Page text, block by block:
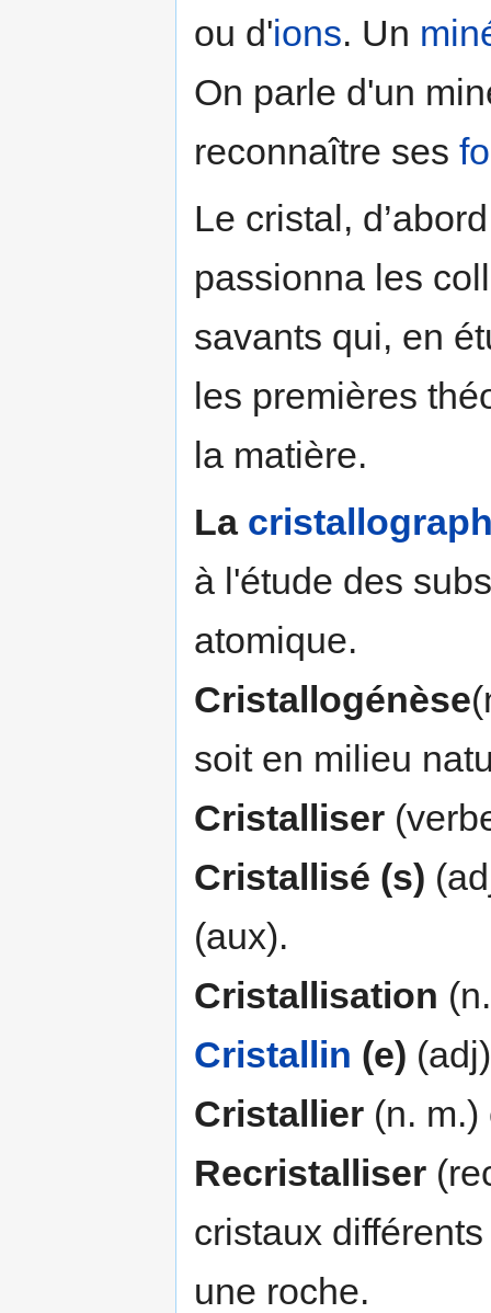
ou d'ions. Un
On parle d'un
reconnaître ses
Le cristal,
passionna les
savants qui, en
les premières
la matière.
La
à l'étude des
atomique.
Cristallogénèse
soit en milieu
Cristalliser
Cristallisé (s)
(aux).
Cristallisation
Cristallin (e)
Cristallier (n.
Recristalliser
cristaux
une roche.